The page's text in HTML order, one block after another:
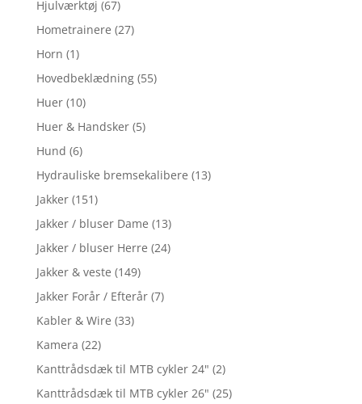
Hjulværktøj (67)
Hometrainere (27)
Horn (1)
Hovedbeklædning (55)
Huer (10)
Huer & Handsker (5)
Hund (6)
Hydrauliske bremsekalibere (13)
Jakker (151)
Jakker / bluser Dame (13)
Jakker / bluser Herre (24)
Jakker & veste (149)
Jakker Forår / Efterår (7)
Kabler & Wire (33)
Kamera (22)
Kanttrådsdæk til MTB cykler 24" (2)
Kanttrådsdæk til MTB cykler 26" (25)